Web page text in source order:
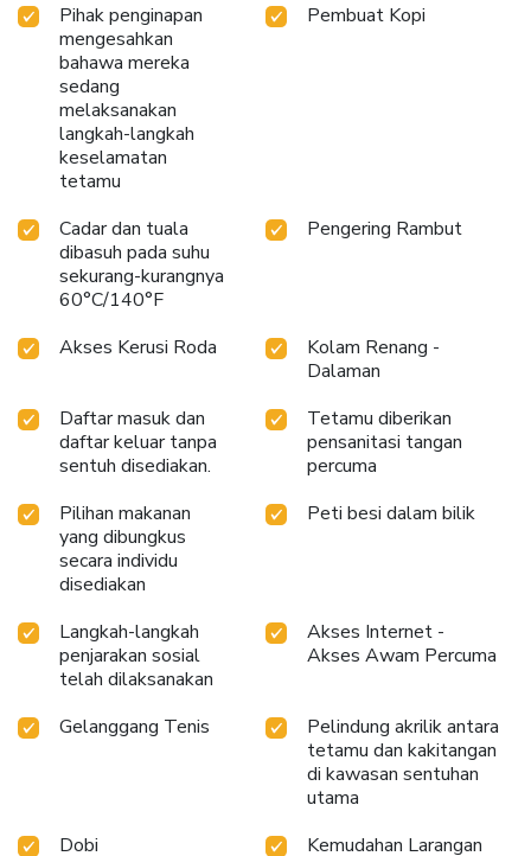
Pihak penginapan
mengesahkan
bahawa mereka
sedang
melaksanakan
langkah-langkah
keselamatan
tetamu
Pembuat Kopi
Cadar dan tuala
dibasuh pada suhu
sekurang-kurangnya
60°C/140°F
Pengering Rambut
Akses Kerusi Roda
Kolam Renang -
Dalaman
Daftar masuk dan
daftar keluar tanpa
sentuh disediakan.
Tetamu diberikan
pensanitasi tangan
percuma
Pilihan makanan
yang dibungkus
secara individu
disediakan
Peti besi dalam bilik
Langkah-langkah
penjarakan sosial
telah dilaksanakan
Akses Internet -
Akses Awam Percuma
Gelanggang Tenis
Pelindung akrilik antara
tetamu dan kakitangan
di kawasan sentuhan
utama
Dobi
Kemudahan Larangan